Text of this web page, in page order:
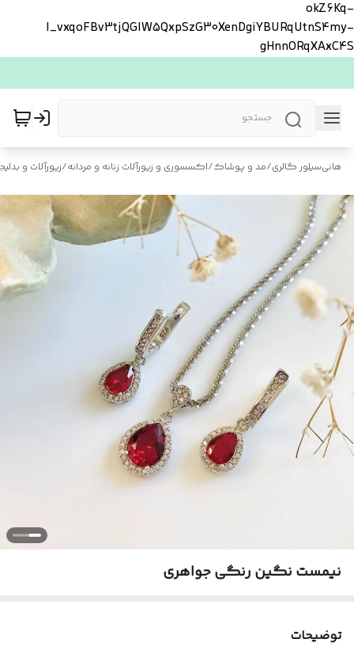
okZ6Kq-
l_vxqoFBv3tjQGlW5QxpSzG30XenDgiYBURqUtnS4my-
gHnnORqXAxC4S
هانی‌سیلور گالری/مد و پوشاک/اکسسوری و زیورآلات زنانه و مردانه/زیورآلات و
نیمست نگین رنگی جواهری
توضیحات